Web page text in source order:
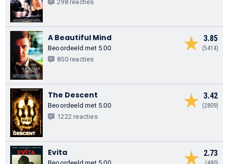
298 reacties
3.85
(5414)
A Beautiful Mind
Beoordeeld met 5.00
850 reacties
3.42
(2809)
The Descent
Beoordeeld met 5.00
1222 reacties
2.73
Evita